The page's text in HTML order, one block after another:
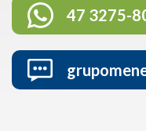
47 3275-